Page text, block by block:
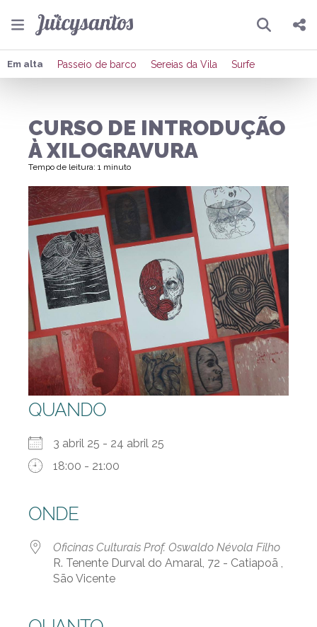
Pesquisar
Compartilhar
Enviar por Whatsapp
Publicar no X
Em alta Passeio de barco Sereias da Vila Surfe
CURSO DE INTRODUÇÃO
À XILOGRAVURA
Tempo de leitura: 1 minuto
QUANDO
3 abril 25 - 24 abril 25
18:00 - 21:00
ONDE
Oficinas Culturais Prof. Oswaldo Névola Filho
R. Tenente Durval do Amaral, 72 - Catiapoã ,
São Vicente